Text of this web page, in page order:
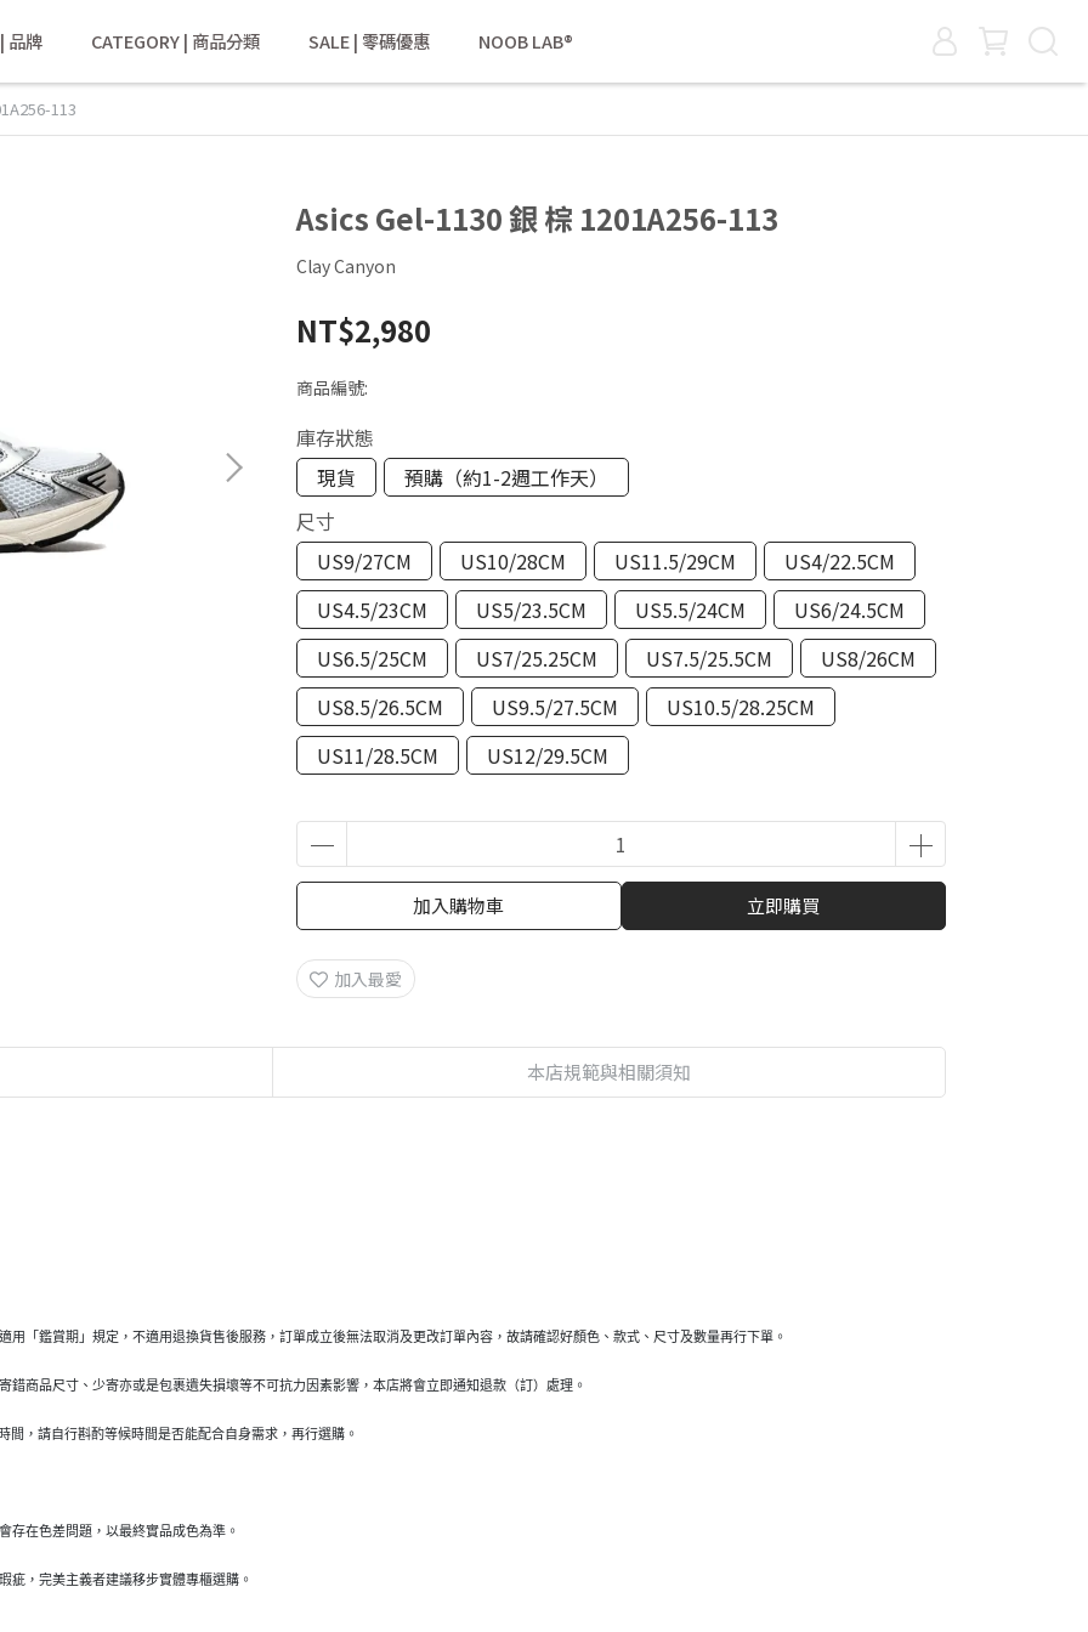
品牌 CATEGORY | 商品分類 SALE | 零碼優惠 NOOB LAB®
113
Asics Gel-1130 銀 棕 1201A256-113
Clay Canyon
NT$2,980
商品編號:
庫存狀態
現貨
預購（約1-2週工作天）
尺寸
US9/27CM
US10/28CM US11.5/29CM
US4/22.5CM
US4.5/23CM
US5/23.5CM US5.5/24CM
US6/24.5CM
US6.5/25CM
US7/25.25CM US7.5/25.5CM
US8/26CM
US8.5/26.5CM
US9.5/27.5CM
US10.5/28.25CM
US11/28.5CM
US12/29.5CM
加入購物車 立即購買
加入最愛
本店規範與相關須知
「鑑賞期」規定，不適用退換貨售後服務，訂單成立後無法取消及更改訂單內容，故請確認好顏色、款式、尺寸及數量再行下單。
商品尺寸、少寄亦或是包裹遺失損壞等不可抗力因素影響，本店將會立即通知退款（訂）處理。
，請自行斟酌等候時間是否能配合自身需求，再行選購。
存在色差問題，以最終實品成色為準。
疵，完美主義者建議移步實體專櫃選購。